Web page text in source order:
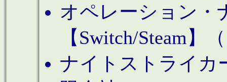
オペレーション・
【Switch/Steam】
ナイトストライカ